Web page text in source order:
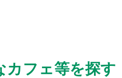
カフェ等を探す